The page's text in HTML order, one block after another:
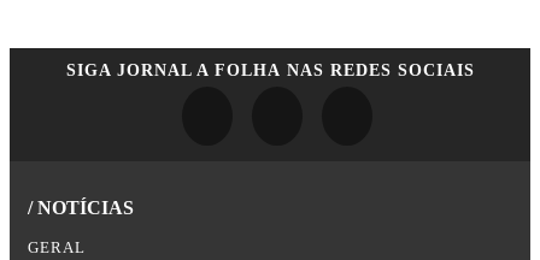
SIGA JORNAL A FOLHA NAS REDES SOCIAIS
/ NOTÍCIAS
GERAL